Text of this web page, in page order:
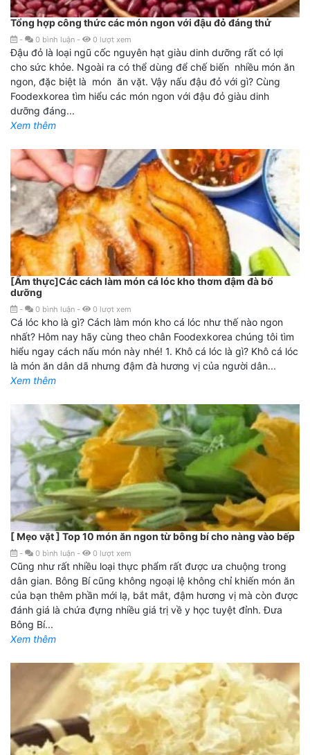
Tổng hợp công thức các món ngon với đậu đỏ đáng thử
- 0 bình luận - 0 lượt xem
Đậu đỏ là loại ngũ cốc nguyên hạt giàu dinh dưỡng rất có lợi
cho sức khỏe. Ngoài ra có thể dùng để chế biến nhiều món ăn
ngon, đặc biệt là món ăn vặt. Vậy nấu đậu đỏ với gì? Cùng
Foodexkorea tìm hiểu các món ngon với đậu đỏ giàu dinh
dưỡng đáng...
Xem thêm
[Ẩm thực]Các cách làm món cá lóc kho thơm đậm đà bổ
dưỡng
- 0 bình luận - 0 lượt xem
Cá lóc kho là gì? Cách làm món kho cá lóc như thế nào ngon
nhất? Hôm nay hãy cùng theo chân Foodexkorea chúng tôi tìm
hiểu ngay cách nấu món này nhé! 1. Khô cá lóc là gì? Khô cá lóc
là món ăn dân dã nhưng đậm đà hương vị của người dân...
Xem thêm
[ Mẹo vặt ] Top 10 món ăn ngon từ bông bí cho nàng vào bếp
- 0 bình luận - 0 lượt xem
Cũng như rất nhiều loại thực phẩm rất được ưa chuộng trong
dân gian. Bông Bí cũng không ngoại lệ không chỉ khiến món ăn
của bạn thêm phần mới lạ, bắt mắt, đậm hương vị mà còn được
đánh giá là chứa đựng nhiều giá trị về y học tuyệt đỉnh. Đưa
Bông Bí...
Xem thêm